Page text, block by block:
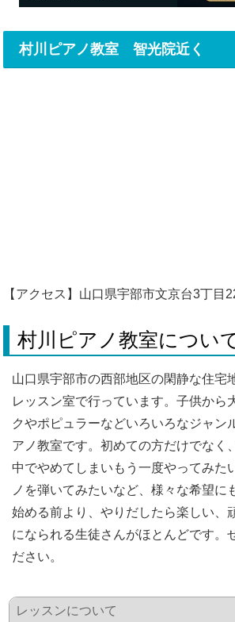
村川ピアノ教室 智光院近く
【アクセス】山口県宇部市文京台3丁目
村川ピアノ教室につい
山口県宇部市の西部地区の閑静な住宅
レッスン室で行っています。子供から
クやポピュラーなどいろいろなジャン
アノ教室です。初めての方だけでなく
中でやめてしまいもう一度やってみた
ノを弾いてみたいなど、様々な希望に
始める前より、やりだしたら楽しい、
になられる生徒さんがほとんどです。
ださい。
レッスンについて